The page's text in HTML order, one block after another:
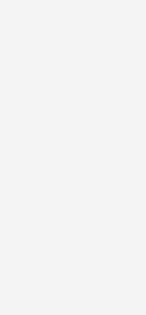
Klasse: C.
111 g/km; CO₂-Klasse: C.
CO₂-Klasse: C.
g/km; CO₂-Klasse: C.
110 g/km; CO₂-Klasse: C.
CO₂-Klasse: C.